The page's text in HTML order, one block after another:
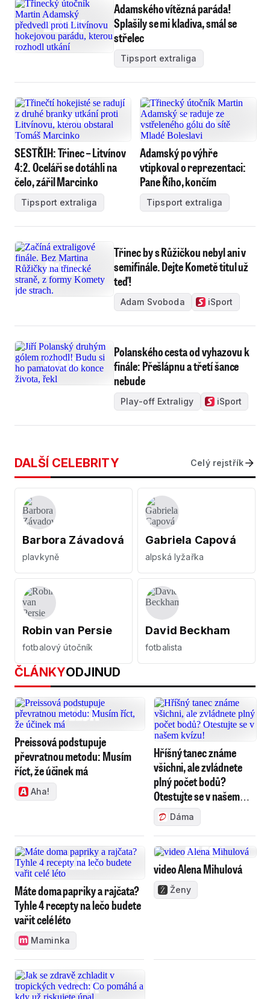
Adamského vítězná paráda!
Splašily se mi kladiva, smál se
střelec
Tipsport extraliga
SESTŘIH: Třinec – Litvínov
4:2. Oceláři se dotáhli na
čelo, zářil Marcinko
Tipsport extraliga
Adamský po výhře
vtipkoval o reprezentaci:
Pane Řího, končím
Tipsport extraliga
Třinec by s Růžičkou nebyl ani v
semifinále. Dejte Kometě titul už
teď!
Adam Svoboda iSport
Polanského cesta od vyhazovu k
finále: Přešlápnu a třetí šance
nebude
Play-off Extraligy iSport
DALŠÍ CELEBRITY Celý rejstřík
Barbora Závadová
plavkyně
Gabriela Capová
alpská lyžařka
Robin van Persie
fotbalový útočník
David Beckham
fotbalista
ČLÁNKYODJINUD
Preissová podstupuje
převratnou metodu: Musím
říct, že účinek má
Aha!
Hříšný tanec známe
všichni, ale zvládnete
plný počet bodů?
Otestujte se v našem
kvízu!Dáma
Máte doma papriky a rajčata?
Tyhle 4 recepty na lečo budete
vařit celé léto
Maminka
video Alena Mihulová
Ženy